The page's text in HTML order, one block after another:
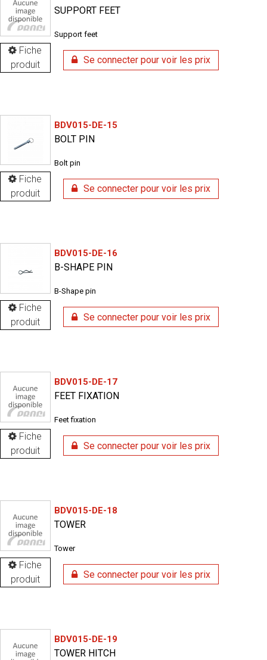
Fiche
produit
SUPPORT FEET
Support feet
Se connecter pour voir les prix
Fiche
produit
BDV015-DE-15
BOLT PIN
Bolt pin
Se connecter pour voir les prix
Fiche
produit
BDV015-DE-16
B-SHAPE PIN
B-Shape pin
Se connecter pour voir les prix
Fiche
produit
BDV015-DE-17
FEET FIXATION
Feet fixation
Se connecter pour voir les prix
Fiche
produit
BDV015-DE-18
TOWER
Tower
Se connecter pour voir les prix
BDV015-DE-19
TOWER HITCH